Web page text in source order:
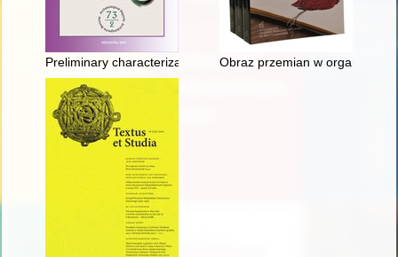
Preliminary characterization of the prehistoric mine of
Obraz przemian w organizacji i